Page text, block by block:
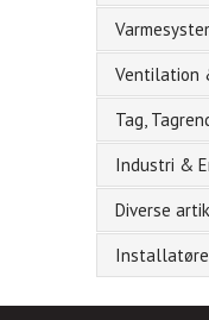
Ventilation
Tag,
Industri &
Diverse